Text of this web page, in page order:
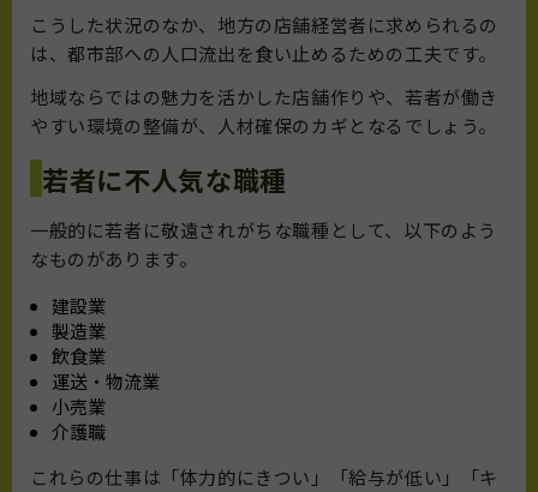
こうした状況のなか、地方の店舗経営者に求められるの
は、都市部への人口流出を食い止めるための工夫です。
地域ならではの魅力を活かした店舗作りや、若者が働き
やすい環境の整備が、人材確保のカギとなるでしょう。
若者に不人気な職種
一般的に若者に敬遠されがちな職種として、以下のよう
なものがあります。
建設業
製造業
飲食業
運送・物流業
小売業
介護職
これらの仕事は「体力的にきつい」「給与が低い」「キ